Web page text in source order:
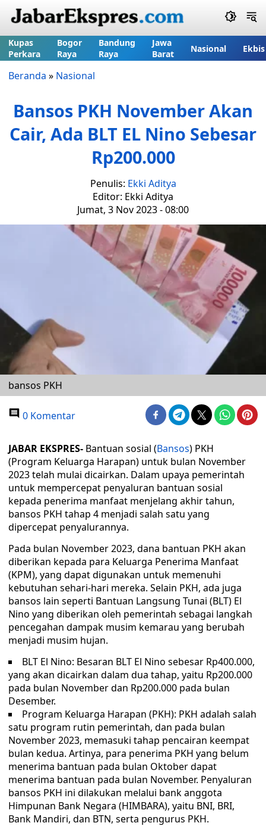
Kupas
Perkara
Bogor
Raya
Bandung
Raya
Jawa
Barat
Nasional Ekbis
Beranda » Nasional
Bansos PKH November Akan
Cair, Ada BLT EL Nino Sebesar
Rp200.000
Penulis: Ekki Aditya
Editor: Ekki Aditya
Jumat, 3 Nov 2023 - 08:00
bansos PKH
0 Komentar
JABAR EKSPRES- Bantuan sosial (Bansos) PKH
(Program Keluarga Harapan) untuk bulan November
2023 telah mulai dicairkan. Dalam upaya pemerintah
untuk mempercepat penyaluran bantuan sosial
kepada penerima manfaat menjelang akhir tahun,
bansos PKH tahap 4 menjadi salah satu yang
dipercepat penyalurannya.
Pada bulan November 2023, dana bantuan PKH akan
diberikan kepada para Keluarga Penerima Manfaat
(KPM), yang dapat digunakan untuk memenuhi
kebutuhan sehari-hari mereka. Selain PKH, ada juga
bansos lain seperti Bantuan Langsung Tunai (BLT) El
Nino yang diberikan oleh pemerintah sebagai langkah
pencegahan dampak musim kemarau yang berubah
menjadi musim hujan.
BLT El Nino: Besaran BLT El Nino sebesar Rp400.000,
yang akan dicairkan dalam dua tahap, yaitu Rp200.000
pada bulan November dan Rp200.000 pada bulan
Desember.
Program Keluarga Harapan (PKH): PKH adalah salah
satu program rutin pemerintah, dan pada bulan
November 2023, memasuki tahap pencairan keempat
bulan kedua. Artinya, para penerima PKH yang belum
menerima bantuan pada bulan Oktober dapat
menerima bantuan pada bulan November. Penyaluran
bansos PKH ini dilakukan melalui bank anggota
Himpunan Bank Negara (HIMBARA), yaitu BNI, BRI,
Bank Mandiri, dan BTN, serta pengurus PKH.